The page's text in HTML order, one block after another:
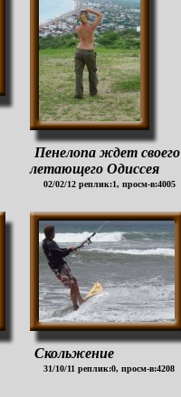
Пенелопа ждет своего
летающего Одиссея
02/02/12 реплик:1, просм-в:4005
Скольжение
31/10/11 реплик:0, просм-в:4208